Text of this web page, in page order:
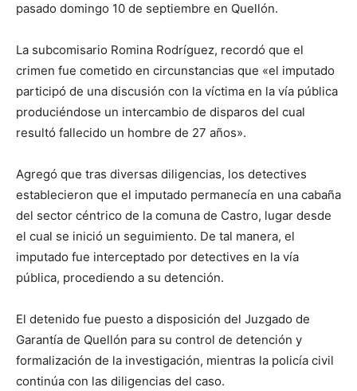
pasado domingo 10 de septiembre en Quellón.
La subcomisario Romina Rodríguez, recordó que el
crimen fue cometido en circunstancias que «el imputado
participó de una discusión con la víctima en la vía pública
produciéndose un intercambio de disparos del cual
resultó fallecido un hombre de 27 años».
Agregó que tras diversas diligencias, los detectives
establecieron que el imputado permanecía en una cabaña
del sector céntrico de la comuna de Castro, lugar desde
el cual se inició un seguimiento. De tal manera, el
imputado fue interceptado por detectives en la vía
pública, procediendo a su detención.
El detenido fue puesto a disposición del Juzgado de
Garantía de Quellón para su control de detención y
formalización de la investigación, mientras la policía civil
continúa con las diligencias del caso.